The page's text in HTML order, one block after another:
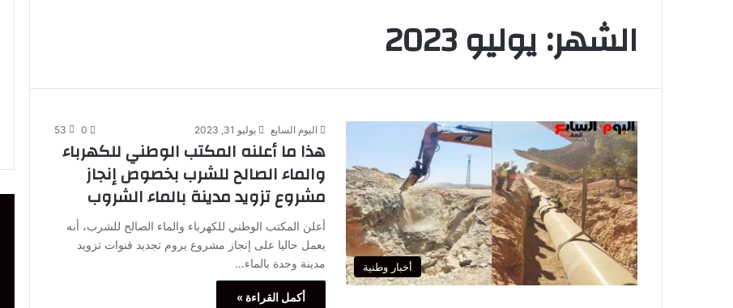
الشهر:يوليو 2023
أخبار وطنية
اليوم السابع يوليو 31, 2023 0
53
هذا ما أعلنه المكتب الوطني للكهرباء
والماء الصالح للشرب بخصوص إنجاز
مشروع تزويد مدينة بالماء الشروب
أعلن المكتب الوطني للكهرباء والماء الصالح للشرب، أنه
يعمل حاليا على إنجاز مشروع يروم تجديد قنوات تزويد
مدينة وجدة بالماء…
أكمل القراءة »